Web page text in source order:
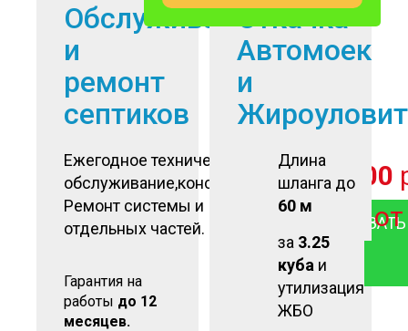
Обслуживание
и
ремонт
септиков
Ежегодное техническое
обслуживание,консервация.
Ремонт системы и
отдельных частей.
от6 500
ЗАКАЗАТЬ
Гарантия на
работы до 12
месяцев.
Откачка
Автомоек
и
Длина
шланга до
60 м
за 3.25
куба и
утилизация
ЖБО